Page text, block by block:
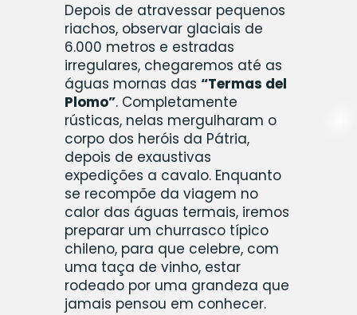
Depois de atravessar pequenos
riachos, observar glaciais de
6.000 metros e estradas
irregulares, chegaremos até as
águas mornas das “Termas del
Plomo”. Completamente
rústicas, nelas mergulharam o
corpo dos heróis da Pátria,
depois de exaustivas
expedições a cavalo. Enquanto
se recompõe da viagem no
calor das águas termais, iremos
preparar um churrasco típico
chileno, para que celebre, com
uma taça de vinho, estar
rodeado por uma grandeza que
jamais pensou em conhecer.